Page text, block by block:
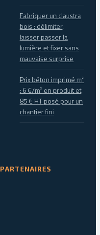
Fabriquer un claustra
bois : délimiter,
laisser passer la
lumière et fixer sans
mauvaise surprise
Prix béton imprimé m²
: 6 €/m² en produit et
85 € HT posé pour un
chantier fini
PARTENAIRES